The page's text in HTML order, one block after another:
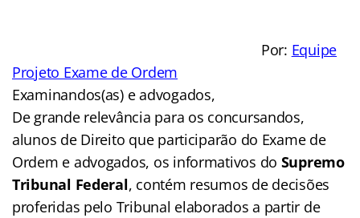
Por: Equipe
Projeto Exame de Ordem
Examinandos(as) e advogados,
De grande relevância para os concursandos,
alunos de Direito que participarão do Exame de
Ordem e advogados, os informativos do Supremo
Tribunal Federal, contém resumos de decisões
proferidas pelo Tribunal elaborados a partir de